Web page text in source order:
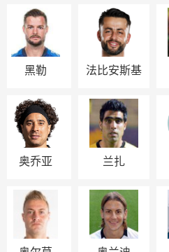
黑勒 法比安斯基
奥乔亚 兰扎